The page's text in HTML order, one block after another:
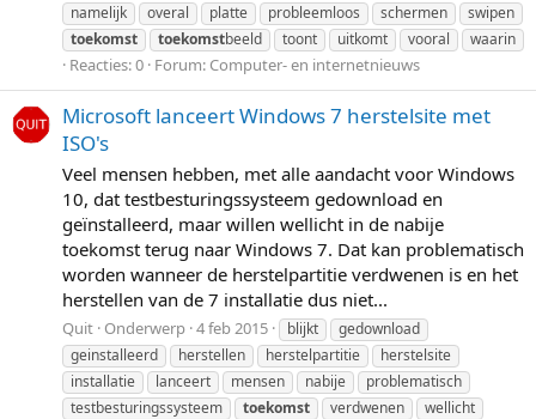
namelijk
overal platte probleemloos schermen
swipen
toekomst
toekomstbeeld toont uitkomt vooral waarin
Reacties: 0 Forum: Computer- en internetnieuws
Microsoft lanceert Windows 7 herstelsite met
ISO's
Veel mensen hebben, met alle aandacht voor Windows
10, dat testbesturingssysteem gedownload en
geïnstalleerd, maar willen wellicht in de nabije
toekomst terug naar Windows 7. Dat kan problematisch
worden wanneer de herstelpartitie verdwenen is en het
herstellen van de 7 installatie dus niet...
Quit Onderwerp 4 feb 2015 blijkt
gedownload
geinstalleerd
herstellen herstelpartitie
herstelsite
installatie
lanceert mensen nabije
problematisch
testbesturingssysteem
toekomst verdwenen
wellicht